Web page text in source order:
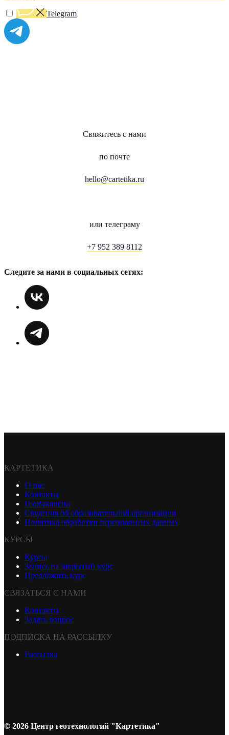
Telegram
Свяжитесь с нами
по почте
hello@cartetika.ru
или телеграму
+7 952 389 8112
Следите за нами в социальных сетях:
КАРТЕТИКА
О нас
Контакты
ГеоВакансии
Сведения об образовательной организации
Политика обработки персональных данных
КУРСЫ
Курсы
Запись на закрытый курс
Предложить курс
СВЯЗАТЬСЯ С НАМИ
Контакты
Задать вопрос
ПОДПИСКА НА РАССЫЛКУ
Рассылка
© 2026 Центр геотехнологий "Картетика"